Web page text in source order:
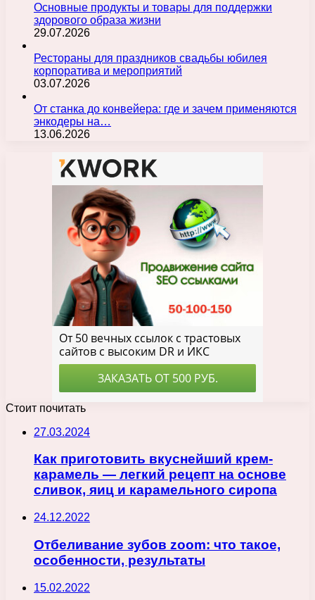
Основные продукты и товары для поддержки
здорового образа жизни
29.07.2026
Рестораны для праздников свадьбы юбилея
корпоратива и мероприятий
03.07.2026
От станка до конвейера: где и зачем применяются
энкодеры на…
13.06.2026
Стоит почитать
27.03.2024
Как приготовить вкуснейший крем-
карамель — легкий рецепт на основе
сливок, яиц и карамельного сиропа
24.12.2022
Отбеливание зубов zoom: что такое,
особенности, результаты
15.02.2022